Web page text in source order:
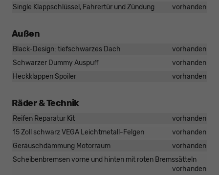
Single Klappschlüssel, Fahrertür und Zündung
vorhanden
Außen
Black-Design: tiefschwarzes Dach
vorhanden
Schwarzer Dummy Auspuff
vorhanden
Heckklappen Spoiler
vorhanden
Räder & Technik
Reifen Reparatur Kit
vorhanden
15 Zoll schwarz VEGA Leichtmetall-Felgen
vorhanden
Geräuschdämmung Motorraum
vorhanden
Scheibenbremsen vorne und hinten mit roten Bremssätteln
vorhanden